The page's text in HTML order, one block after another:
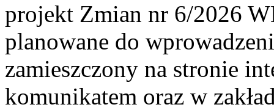
projekt Zmian nr 6/2026
planowane do
zamieszczony na stronie
komunikatem oraz w